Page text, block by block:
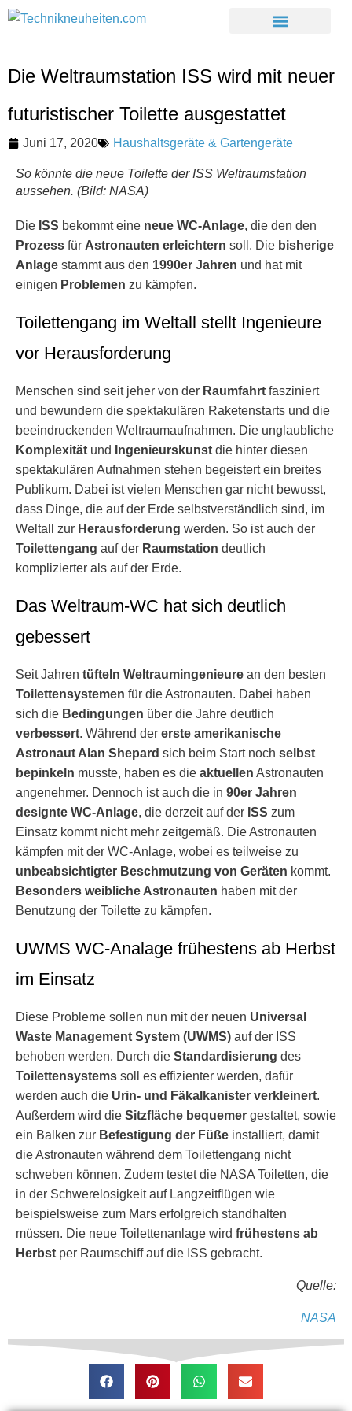
Die Weltraumstation ISS wird mit neuer
futuristischer Toilette ausgestattet
Juni 17, 2020 Haushaltsgeräte & Gartengeräte
So könnte die neue Toilette der ISS Weltraumstation
aussehen. (Bild: NASA)
Die ISS bekommt eine neue WC-Anlage, die den den
Prozess für Astronauten erleichtern soll. Die bisherige
Anlage stammt aus den 1990er Jahren und hat mit
einigen Problemen zu kämpfen.
Toilettengang im Weltall stellt Ingenieure
vor Herausforderung
Menschen sind seit jeher von der Raumfahrt fasziniert
und bewundern die spektakulären Raketenstarts und die
beeindruckenden Weltraumaufnahmen. Die unglaubliche
Komplexität und Ingenieurskunst die hinter diesen
spektakulären Aufnahmen stehen begeistert ein breites
Publikum. Dabei ist vielen Menschen gar nicht bewusst,
dass Dinge, die auf der Erde selbstverständlich sind, im
Weltall zur Herausforderung werden. So ist auch der
Toilettengang auf der Raumstation deutlich
komplizierter als auf der Erde.
Das Weltraum-WC hat sich deutlich
gebessert
Seit Jahren tüfteln Weltraumingenieure an den besten
Toilettensystemen für die Astronauten. Dabei haben
sich die Bedingungen über die Jahre deutlich
verbessert. Während der erste amerikanische
Astronaut Alan Shepard sich beim Start noch selbst
bepinkeln musste, haben es die aktuellen Astronauten
angenehmer. Dennoch ist auch die in 90er Jahren
designte WC-Anlage, die derzeit auf der ISS zum
Einsatz kommt nicht mehr zeitgemäß. Die Astronauten
kämpfen mit der WC-Anlage, wobei es teilweise zu
unbeabsichtigter Beschmutzung von Geräten kommt.
Besonders weibliche Astronauten haben mit der
Benutzung der Toilette zu kämpfen.
UWMS WC-Analage frühestens ab Herbst
im Einsatz
Diese Probleme sollen nun mit der neuen Universal
Waste Management System (UWMS) auf der ISS
behoben werden. Durch die Standardisierung des
Toilettensystems soll es effizienter werden, dafür
werden auch die Urin- und Fäkalkanister verkleinert.
Außerdem wird die Sitzfläche bequemer gestaltet, sowie
ein Balken zur Befestigung der Füße installiert, damit
die Astronauten während dem Toilettengang nicht
schweben können. Zudem testet die NASA Toiletten, die
in der Schwerelosigkeit auf Langzeitflügen wie
beispielsweise zum Mars erfolgreich standhalten
müssen. Die neue Toilettenanlage wird frühestens ab
Herbst per Raumschiff auf die ISS gebracht.
Quelle:
NASA